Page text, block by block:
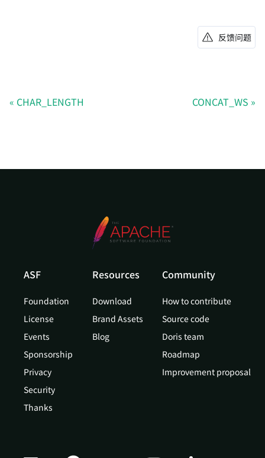
反馈问题
CHAR_LENGTH CONCAT_WS
ASF
Foundation
License
Events
Sponsorship
Privacy
Security
Thanks
Resources
Download
Brand Assets
Blog
Community
How to contribute
Source code
Doris team
Roadmap
Improvement proposal